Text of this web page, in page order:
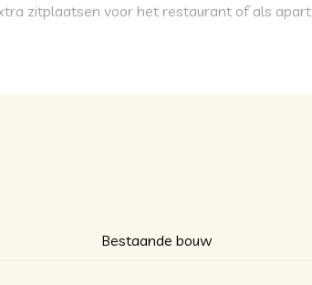
zitplaatsen voor het restaurant of als apart
met zaalverhuur en of wonen, of ben je
Bestaande bouw